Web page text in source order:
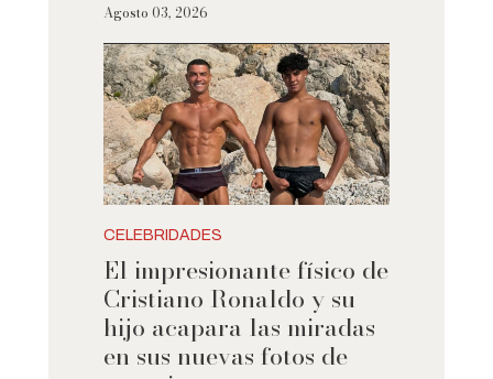
Agosto 03, 2026
CELEBRIDADES
El impresionante físico de
Cristiano Ronaldo y su
hijo acapara las miradas
en sus nuevas fotos de